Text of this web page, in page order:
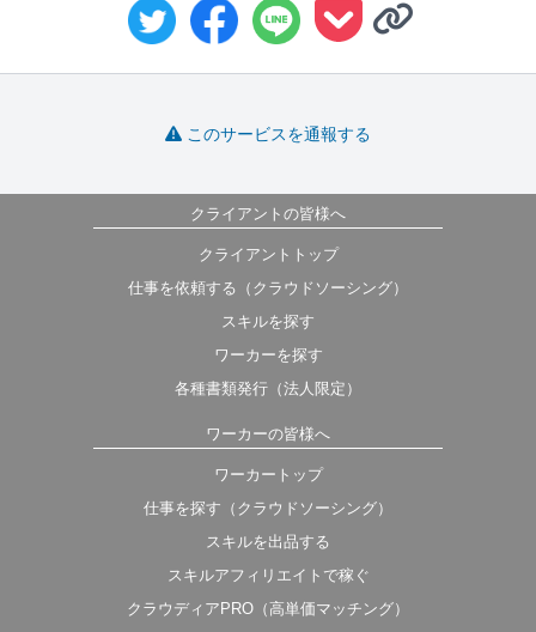
このサービスを通報する
クライアントの皆様へ
クライアントトップ
仕事を依頼する（クラウドソーシング）
スキルを探す
ワーカーを探す
各種書類発行（法人限定）
ワーカーの皆様へ
ワーカートップ
仕事を探す（クラウドソーシング）
スキルを出品する
スキルアフィリエイトで稼ぐ
クラウディアPRO（高単価マッチング）